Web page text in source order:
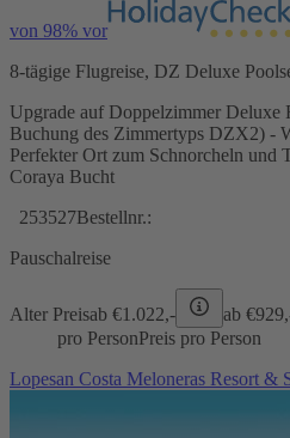
von 98% vor
8-tägige Flugreise, DZ Deluxe
Upgrade auf Doppelzimmer
Buchung des Zimmertyps DZX2) -
Perfekter Ort zum Schnorcheln und
Coraya Bucht
253527Bestellnr.:
Pauschalreise
Alter Preisab €1.022,- ab €
pro PersonPreis pro Person
Lopesan Costa Meloneras Resort &